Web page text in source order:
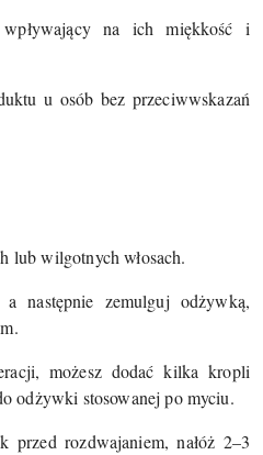
na ich miękkość i
u osób bez przeciwwskazań
lub wilgotnych włosach.
następnie zemulguj odżywką,
możesz dodać kilka kropli
odżywki stosowanej po myciu.
przed rozdwajaniem, nałóż 2–3